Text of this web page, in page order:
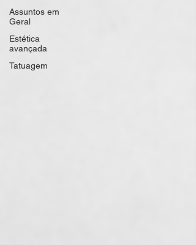
Assuntos em
Geral
Estética
avançada
Tatuagem